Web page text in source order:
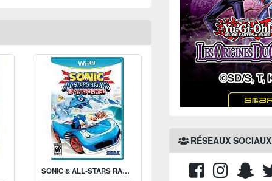
SONIC & ALL-STARS RACING TRANSFORMED LIMITED EDITION
RÉSEAUX SOCIAUX